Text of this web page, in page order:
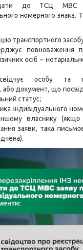
до ТСЦ МВС
номерного знака.
транспортного
повноваження
осіб –
особу та
або документ, що
статус;
індивідуального
власнику
заяви, така